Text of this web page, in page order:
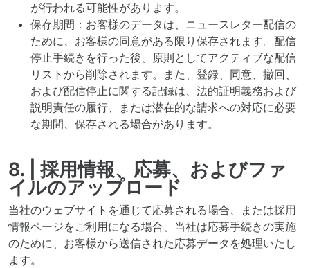
が行われる可能性があります。
保存期間：お客様のデータは、ニュースレター配信の
ために、お客様の同意がある限り保存されます。配信
停止手続きを行った後、原則としてアクティブな配信
リストから削除されます。また、登録、同意、撤回、
および配信停止に関する記録は、法的証明義務および
説明責任の履行、または潜在的な請求への対応に必要
な期間、保存される場合があります。
8. | 採用情報、応募、およびファ
イルのアップロード
当社のウェブサイトを通じて応募される場合、または採用
情報ページをご利用になる場合、当社は応募手続きの実施
のために、お客様から送信された応募データを処理いたし
ます。